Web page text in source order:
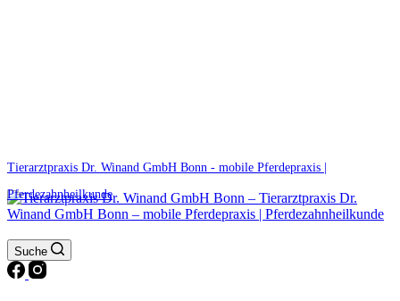
Tierarztpraxis Dr. Winand GmbH Bonn - mobile Pferdepraxis |
Pferdezahnheilkunde
Suche